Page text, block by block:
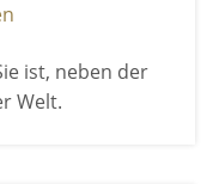
ist, neben der
Welt.